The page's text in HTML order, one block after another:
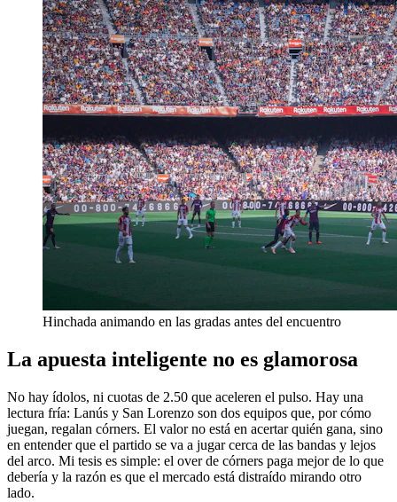
Hinchada animando en las gradas antes del encuentro
La apuesta inteligente no es glamorosa
No hay ídolos, ni cuotas de 2.50 que aceleren el pulso. Hay una
lectura fría: Lanús y San Lorenzo son dos equipos que, por cómo
juegan, regalan córners. El valor no está en acertar quién gana, sino
en entender que el partido se va a jugar cerca de las bandas y lejos
del arco. Mi tesis es simple: el over de córners paga mejor de lo que
debería y la razón es que el mercado está distraído mirando otro
lado.